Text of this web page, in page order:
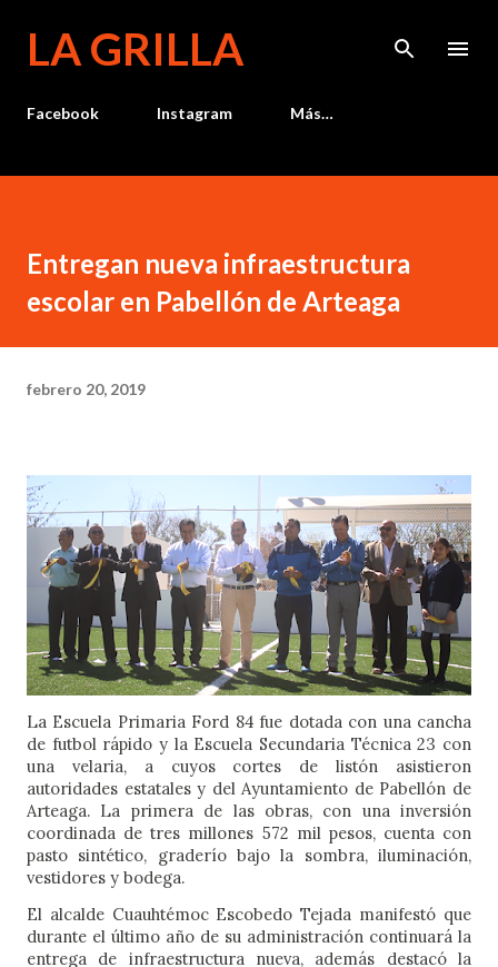
LA GRILLA
Facebook Instagram Más…
Entregan nueva infraestructura
escolar en Pabellón de Arteaga
febrero 20, 2019
La Escuela Primaria Ford 84 fue dotada con una cancha
de futbol rápido y la Escuela Secundaria Técnica 23 con
una velaria, a cuyos cortes de listón asistieron
autoridades estatales y del Ayuntamiento de Pabellón de
Arteaga. La primera de las obras, con una inversión
coordinada de tres millones 572 mil pesos, cuenta con
pasto sintético, graderío bajo la sombra, iluminación,
vestidores y bodega.
El alcalde Cuauhtémoc Escobedo Tejada manifestó que
durante el último año de su administración continuará la
entrega de infraestructura nueva, además destacó la